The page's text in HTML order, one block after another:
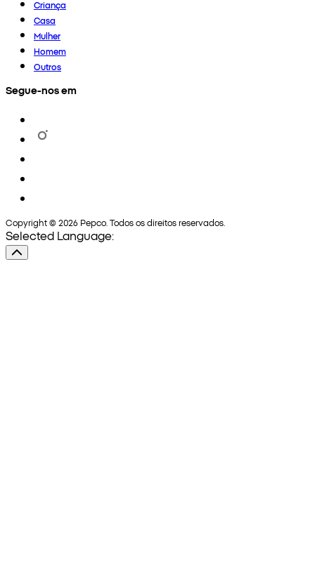
Criança
Casa
Mulher
Homem
Outros
Segue-nos em
Copyright © 2026 Pepco. Todos os direitos reservados.
Selected Language: